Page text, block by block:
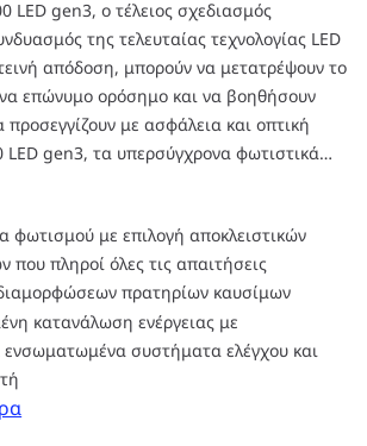
LED gen3, ο τέλειος σχεδιασμός
της τελευταίας τεχνολογίας LED
απόδοση, μπορούν να μετατρέψουν το
επώνυμο ορόσημο και να βοηθήσουν
προσεγγίζουν με ασφάλεια και οπτική
gen3, τα υπερσύγχρονα φωτιστικά
ανεβάζουν την εξοικονόμηση
με ρύθμιση έντασης,
επαρκή φωτισμό για
ασφάλεια. Τα σενάρια φωτισμού
στις προτιμήσεις σας κατά την
ή κατά τη διάρκεια ζωής των προϊόντων.
Master-Slave με ενσωματωμένο
και φωτός καθιστά περιττό τον
φωτισμού με επιλογή αποκλειστικών
που πληροί όλες τις απαιτήσεις
πρατηρίων καυσίμων
κατανάλωση ενέργειας με
συστήματα ελέγχου και